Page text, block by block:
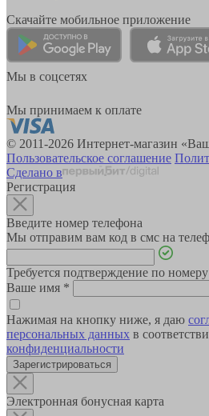
Скачайте мобильное приложение
Мы в соцсетях
Мы принимаем к оплате
© 2011-2026 Интернет-магазин
Пользовательское соглашение
Сделано в
Регистрация
Введите номер телефона
Мы отправим вам код в смс на
Требуется подтверждение по номеру
Ваше имя *
Нажимая на кнопку ниже, я даю
персональных данных в
конфиденциальности
Зарегистрироваться
Электронная бонусная карта